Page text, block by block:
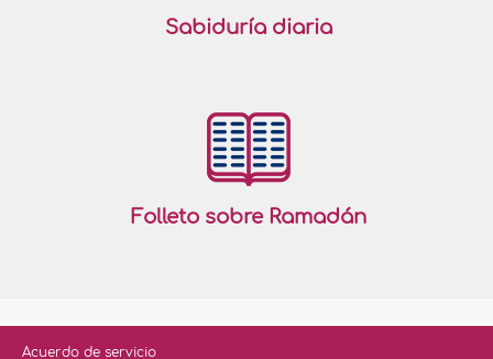
Sabiduría diaria
Folleto sobre Ramadán
Acuerdo de servicio